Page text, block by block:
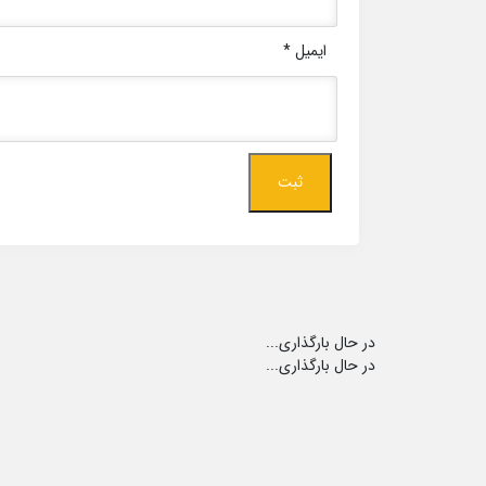
ایمیل*
در حال بارگذاری...
در حال بارگذاری...